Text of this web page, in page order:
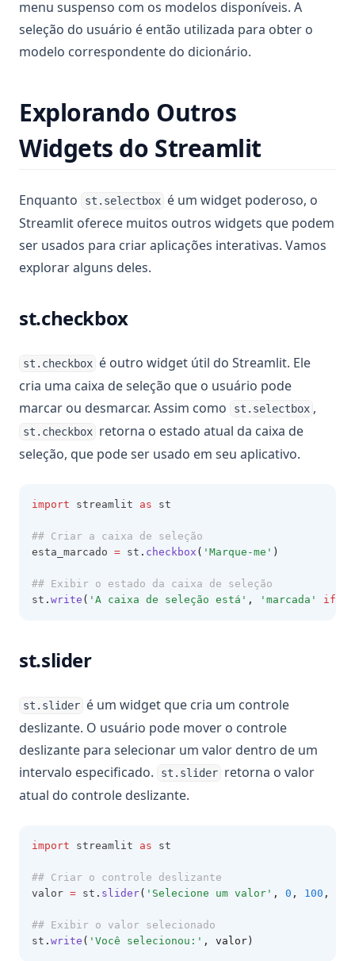
menu suspenso com os modelos disponíveis. A
seleção do usuário é então utilizada para obter o
modelo correspondente do dicionário.
Explorando Outros
Widgets do Streamlit
Enquanto st.selectbox é um widget poderoso, o
Streamlit oferece muitos outros widgets que podem
ser usados para criar aplicações interativas. Vamos
explorar alguns deles.
st.checkbox
st.checkbox é outro widget útil do Streamlit. Ele
cria uma caixa de seleção que o usuário pode
marcar ou desmarcar. Assim como
st.selectbox ,
st.checkbox retorna o estado atual da caixa de
seleção, que pode ser usado em seu aplicativo.
import streamlit as st
## Criar a caixa de seleção
esta_marcado = st . checkbox ( 'Marque-me' )
## Exibir o estado da caixa de seleção
st . write ( 'A caixa de seleção está' , 'marcada' if
st.slider
st.slider é um widget que cria um controle
deslizante. O usuário pode mover o controle
deslizante para selecionar um valor dentro de um
intervalo especificado.
st.slider retorna o valor
atual do controle deslizante.
import streamlit as st
## Criar o controle deslizante
valor = st . slider( 'Selecione um valor' , 0 , 100 ,
## Exibir o valor selecionado
st . write ( 'Você selecionou:' , valor)